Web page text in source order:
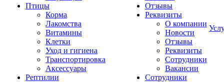
Птицы
Корма
Лакомства
Витамины
Клетки
Уход и гигиена
Транспортировка
Аксессуары
Рептилии
Отзывы
Реквизиты
О компании
Новости
Отзывы
Реквизиты
Сотрудники
Вакансии
Сотрудники